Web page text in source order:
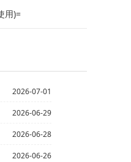
用)=
2026-07-01
2026-06-29
2026-06-28
2026-06-26